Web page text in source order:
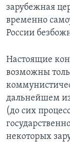
зарубежная
временно
России
Настоящие
возможны
дальнейшем
(до сих
некоторых